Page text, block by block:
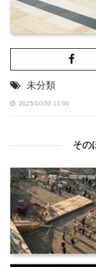
未分類
2025/10/30 11:00
その